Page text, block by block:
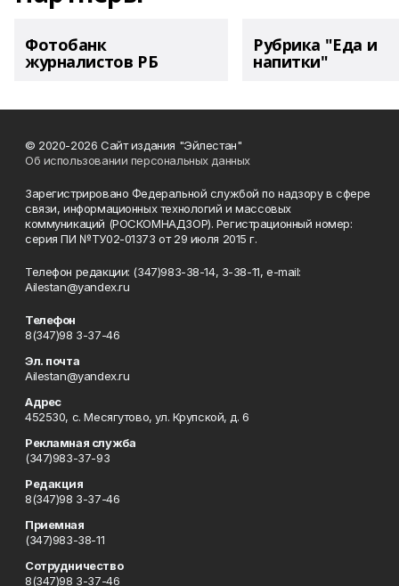
Фотобанк
журналистов РБ
Рубрика "Еда и
напитки"
© 2020-2026 Сайт издания "Эйлестан"
Об использовании персональных данных
Зарегистрировано Федеральной службой по надзору в сфере
связи, информационных технологий и массовых
коммуникаций (РОСКОМНАДЗОР). Регистрационный номер:
серия ПИ №ТУ02-01373 от 29 июля 2015 г.
Телефон редакции: (347)983-38-14, 3-38-11, e-mail:
Ailestan@yandex.ru
Телефон
8(347)98 3-37-46
Эл. почта
Ailestan@yandex.ru
Адрес
452530, с. Месягутово, ул. Крупской, д. 6
Рекламная служба
(347)983-37-93
Редакция
8(347)98 3-37-46
Приемная
(347)983-38-11
Сотрудничество
8(347)98 3-37-46